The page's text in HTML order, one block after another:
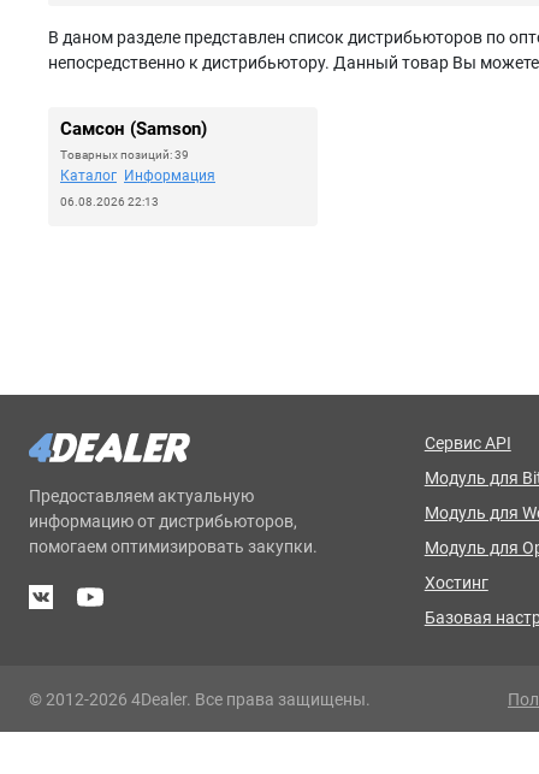
В даном разделе представлен список дистрибьюторов по
непосредственно к дистрибьютору. Данный товар Вы
Самсон (Samson)
Товарных позиций: 39
Каталог Информация
06.08.2026 22:13
Предоставляем актуальную
информацию от дистрибьюторов,
помогаем оптимизировать закупки.
Сервис API
Модуль для
Модуль для
Модуль для
Хостинг
Базовая
© 2012-2026 4Dealer. Все права защищены.